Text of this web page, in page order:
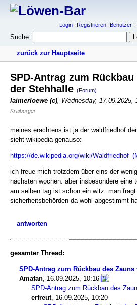
Login Registrieren Benutzer
Suche:
zurück zur Hauptseite
SPD-Antrag zum
der Stehhalle (Forum)
laimerloewe (c), Wednesday, 17.09.2025,
Kraiburger
meines erachtens ist ja der waldfriedhof
sieht wikipedia genauso:
https://de.wikipedia.org/wiki/
ich freue mich trotzdem über eins der
nächsten wochen. aber insbesondere eine
am selben tag ist schon ein witz. man
sicherheitsbehörden da wohl abgestimmt
antworten
gesamter Thread:
SPD-Antrag zum Rückbau des
Amafan 16.09.2025, 10:16
SPD-Antrag zum Rückbau des
erfreut, 16.09.2025, 10:20